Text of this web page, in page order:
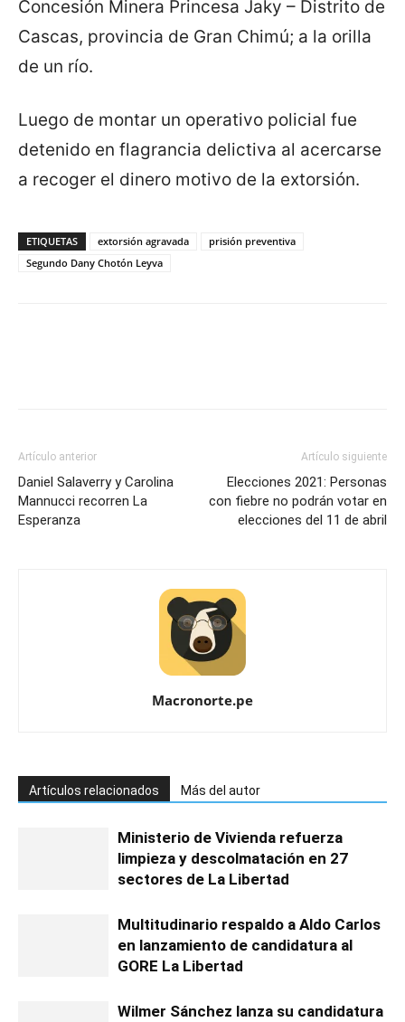
Concesión Minera Princesa Jaky – Distrito de
Cascas, provincia de Gran Chimú; a la orilla
de un río.
Luego de montar un operativo policial fue
detenido en flagrancia delictiva al acercarse
a recoger el dinero motivo de la extorsión.
ETIQUETAS extorsión agravada
prisión preventiva
Segundo Dany Chotón Leyva
Artículo anterior
Daniel Salaverry y Carolina
Mannucci recorren La
Esperanza
Artículo siguiente
Elecciones 2021: Personas
con fiebre no podrán votar en
elecciones del 11 de abril
Macronorte.pe
Artículos relacionados Más del autor
Ministerio de Vivienda refuerza
limpieza y descolmatación en 27
sectores de La Libertad
Multitudinario respaldo a Aldo Carlos
en lanzamiento de candidatura al
GORE La Libertad
Wilmer Sánchez lanza su candidatura